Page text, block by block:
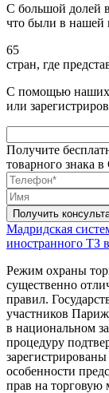
С большой долей
что были в нашей
65
стран, где
С помощью наших
или
Получите
товарного знака
Получить
Мадридская
иностранного ТЗ
Режим охраны
существенно
правил.
участников
в национальном
процедуру
особенности
прав на